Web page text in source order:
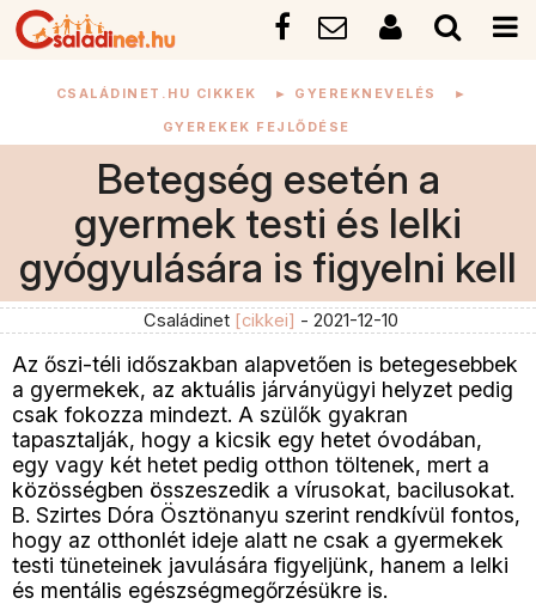
CSALÁDINET.HU CIKKEK ► GYEREKNEVELÉS ►
GYEREKEK FEJLŐDÉSE
Betegség esetén a
gyermek testi és lelki
gyógyulására is figyelni kell
Családinet [cikkei] - 2021-12-10
Az őszi-téli időszakban alapvetően is betegesebbek
a gyermekek, az aktuális járványügyi helyzet pedig
csak fokozza mindezt. A szülők gyakran
tapasztalják, hogy a kicsik egy hetet óvodában,
egy vagy két hetet pedig otthon töltenek, mert a
közösségben összeszedik a vírusokat, bacilusokat.
B. Szirtes Dóra Ösztönanyu szerint rendkívül fontos,
hogy az otthonlét ideje alatt ne csak a gyermekek
testi tüneteinek javulására figyeljünk, hanem a lelki
és mentális egészségmegőrzésükre is.